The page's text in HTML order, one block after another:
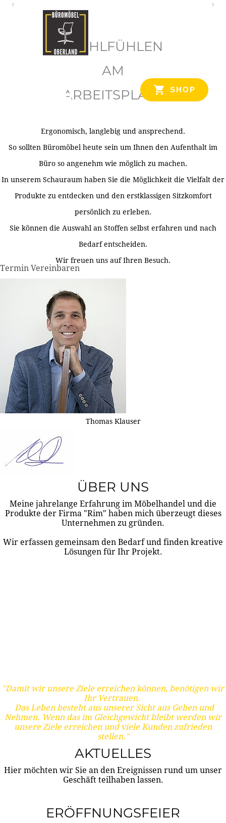
SHOP
WOHLFÜHLEN
AM
ARBEITSPLATZ
Ergonomisch, langlebig und ansprechend.
So sollten Büromöbel heute sein um Ihnen den Aufenthalt im
Büro so angenehm wie möglich zu machen.
In unserem Schauraum haben Sie die Möglichkeit die Vielfalt der
Produkte zu entdecken und den erstklassigen Sitzkomfort
persönlich zu erleben.
Sie können die Auswahl an Stoffen selbst erfahren und nach
Bedarf entscheiden.
Wir freuen uns auf Ihren Besuch.
Termin Vereinbaren
Thomas Klauser
ÜBER UNS
Meine jahrelange Erfahrung im Möbelhandel und die
Produkte der Firma "Rim" haben mich überzeugt dieses
Unternehmen zu gründen.
Wir erfassen gemeinsam den Bedarf und finden kreative
Lösungen für Ihr Projekt.
"Damit wir unsere Ziele erreichen können, benötigen wir
Ihr Vertrauen.
Das Leben besteht aus unserer Sicht aus Geben und
Nehmen. Wenn das im Gleichgewicht bleibt werden wir
unsere Ziele erreichen und viele Kunden zufrieden
stellen."
AKTUELLES
Hier möchten wir Sie an den Ereignissen rund um unser
Geschäft teilhaben lassen.
ERÖFFNUNGSFEIER